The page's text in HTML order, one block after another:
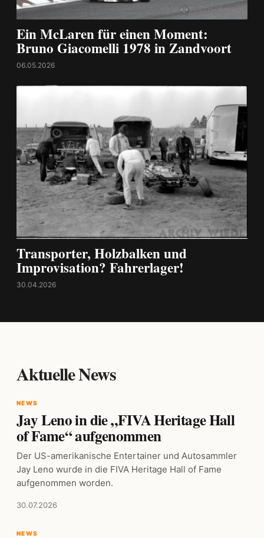
Ein McLaren für einen Moment:
Bruno Giacomelli 1978 in Zandvoort
06.05.2026
Transporter, Holzbalken und
Improvisation? Fahrerlager!
30.04.2026
Aktuelle News
NEWS
Jay Leno in die „FIVA Heritage Hall
of Fame“ aufgenommen
Der US-amerikanische Entertainer und Autosammler
Jay Leno wurde in die FIVA Heritage Hall of Fame
aufgenommen worden.
30.07.2026
NEWS